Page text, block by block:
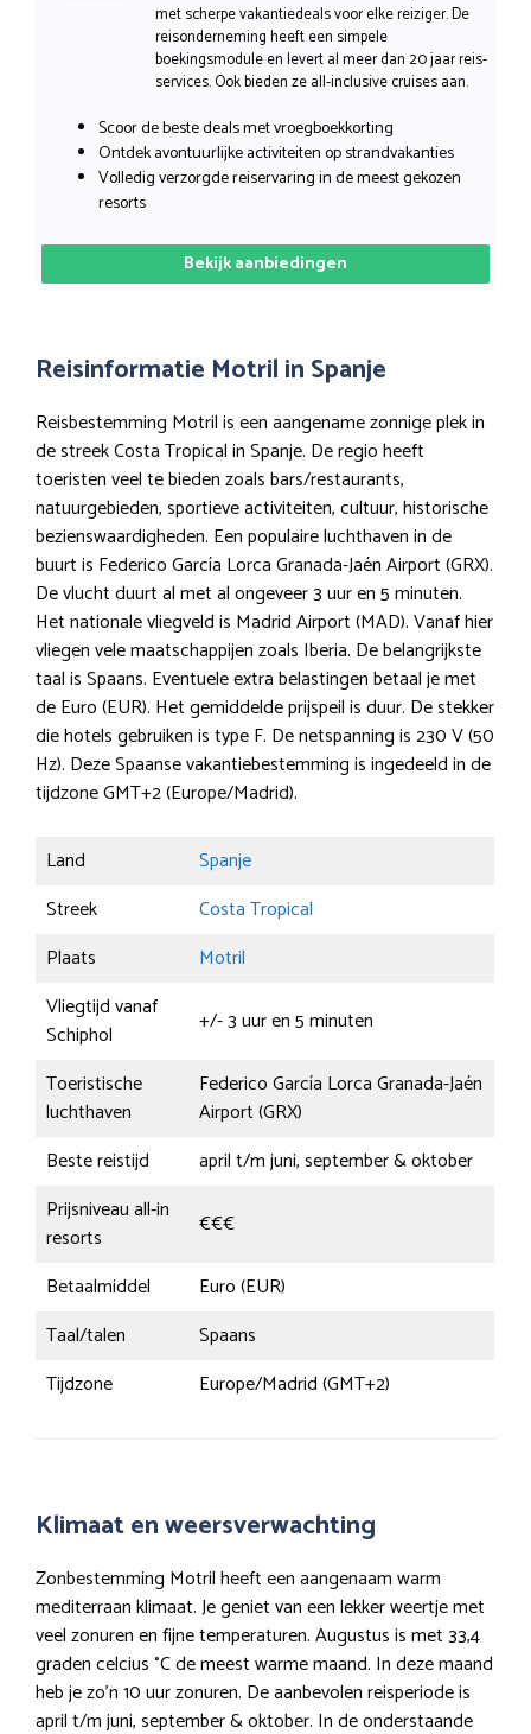
met scherpe vakantiedeals voor elke reiziger. De
reisonderneming heeft een simpele
boekingsmodule en levert al meer dan 20 jaar reis-
services. Ook bieden ze all-inclusive cruises aan.
Scoor de beste deals met vroegboekkorting
Ontdek avontuurlijke activiteiten op strandvakanties
Volledig verzorgde reiservaring in de meest gekozen
resorts
Bekijk aanbiedingen
Reisinformatie Motril in Spanje
Reisbestemming Motril is een aangename zonnige plek in
de streek Costa Tropical in Spanje. De regio heeft
toeristen veel te bieden zoals bars/restaurants,
natuurgebieden, sportieve activiteiten, cultuur, historische
bezienswaardigheden. Een populaire luchthaven in de
buurt is Federico García Lorca Granada-Jaén Airport (GRX).
De vlucht duurt al met al ongeveer 3 uur en 5 minuten.
Het nationale vliegveld is Madrid Airport (MAD). Vanaf hier
vliegen vele maatschappijen zoals Iberia. De belangrijkste
taal is Spaans. Eventuele extra belastingen betaal je met
de Euro (EUR). Het gemiddelde prijspeil is duur. De stekker
die hotels gebruiken is type F. De netspanning is 230 V (50
Hz). Deze Spaanse vakantiebestemming is ingedeeld in de
tijdzone GMT+2 (Europe/Madrid).
Land
Spanje
Streek
Costa Tropical
Plaats
Motril
Vliegtijd vanaf
Schiphol
+/- 3 uur en 5 minuten
Toeristische
luchthaven
Federico García Lorca Granada-Jaén
Airport (GRX)
Beste reistijd
april t/m juni, september & oktober
Prijsniveau all-in
resorts
€€€
Betaalmiddel
Euro (EUR)
Taal/talen
Spaans
Tijdzone
Europe/Madrid (GMT+2)
Klimaat en weersverwachting
Zonbestemming Motril heeft een aangenaam warm
mediterraan klimaat. Je geniet van een lekker weertje met
veel zonuren en fijne temperaturen. Augustus is met 33,4
graden celcius °C de meest warme maand. In deze maand
heb je zo’n 10 uur zonuren. De aanbevolen reisperiode is
april t/m juni, september & oktober. In de onderstaande